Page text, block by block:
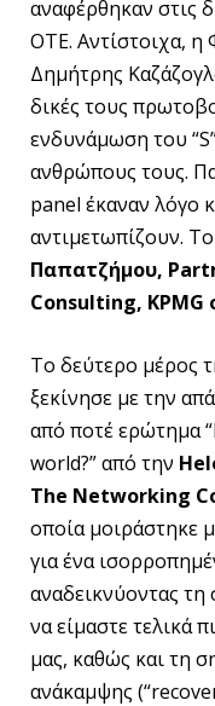
αναφέρθηκαν στις
ΟΤΕ. Αντίστοιχα, η
Δημήτρης
δικές τους
ενδυνάμωση του
ανθρώπους τους.
panel έκαναν λόγο
αντιμετωπίζουν.
Παπατζήμου,
Consulting, KPMG
Το δεύτερο μέρος
ξεκίνησε με την
από ποτέ ερώτημα
world?” από την
The Networking
οποία μοιράστηκε
για ένα
αναδεικνύοντας
να είμαστε τελικά
μας, καθώς και τη
ανάκαμψης